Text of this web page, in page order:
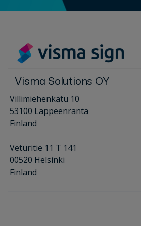
Visma Solutions OY
Villimiehenkatu 10
53100 Lappeenranta
Finland
Veturitie 11 T 141
00520 Helsinki
Finland